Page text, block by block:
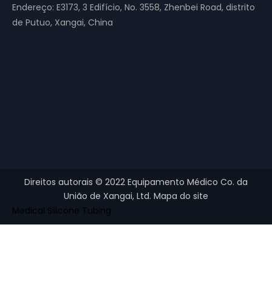
Endereço: E3173, 3 Edifício, No. 3558, Zhenbei Road, distrito
de Putuo, Xangai, China
Direitos autorais © 2022 Equipamento Médico Co. da
União de Xangai, Ltd. Mapa do site
Medical Silicone Tubing